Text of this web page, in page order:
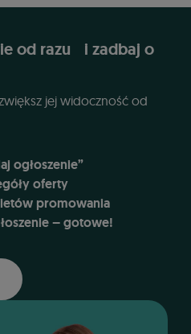
od razu i zadbaj o
jej widoczność od
ogłoszenie”
oferty
promowania
– gotowe!
konto”, a następnie
„Aktywne”
przy interesującym
promowanie